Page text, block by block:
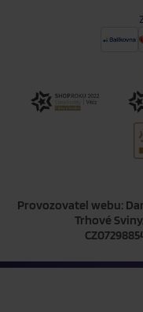
Provozovatel webu:
Trhové Sviny,